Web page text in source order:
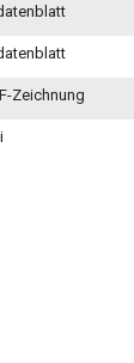
Zeichnung